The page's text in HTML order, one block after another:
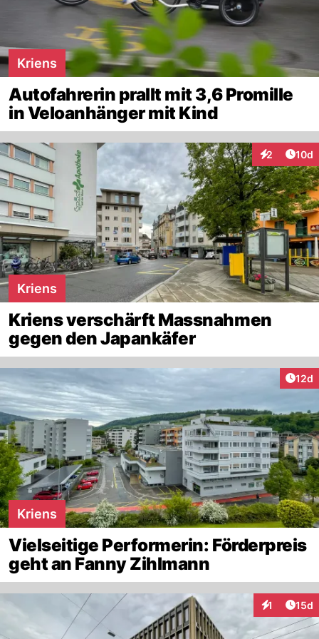
Kriens
Autofahrerin prallt mit 3,6 Promille
in Veloanhänger mit Kind
2
Interaktionen
10d
Kriens
Kriens verschärft Massnahmen
gegen den Japankäfer
12d
Kriens
Vielseitige Performerin: Förderpreis
geht an Fanny Zihlmann
1 15d